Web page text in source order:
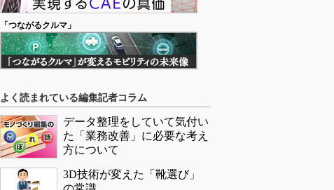
「つながるクルマ」
よく読まれている編集記者コラム
データ整理をしていて気付い
た「業務改善」に必要な考え
方について
3D技術が変えた「靴選び」